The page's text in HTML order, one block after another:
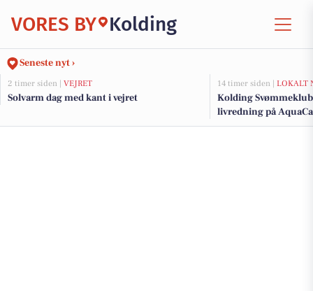
VORES BY Kolding
Seneste nyt ›
2 timer siden | VEJRET
Solvarm dag med kant i vejret
14 timer siden | LOKALT
Kolding
livredning på